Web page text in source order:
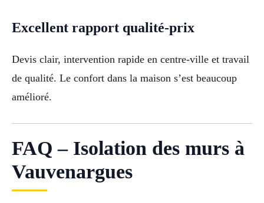
Excellent rapport qualité-prix
Devis clair, intervention rapide en centre-ville et travail
de qualité. Le confort dans la maison s’est beaucoup
amélioré.
FAQ – Isolation des murs à
Vauvenargues